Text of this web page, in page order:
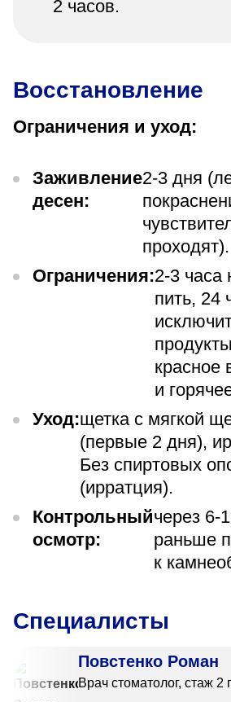
2 часов.
Восстановление
Ограничения и уход:
Заживление
десен:
2-3 дня
проходят).
Ограничения:2-3 часа
пить, 24
красное
и
Уход:щетка с мягкой
(первые 2 дня),
Без спиртовых
(ирратция).
Контрольный
осмотр:
через 6-
раньше
к
Специалисты
Повстенко Роман
Врач стоматолог, стаж 2